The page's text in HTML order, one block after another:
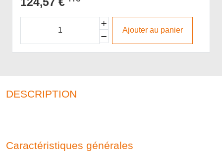
Ajouter au panier
DESCRIPTION
Caractéristiques générales